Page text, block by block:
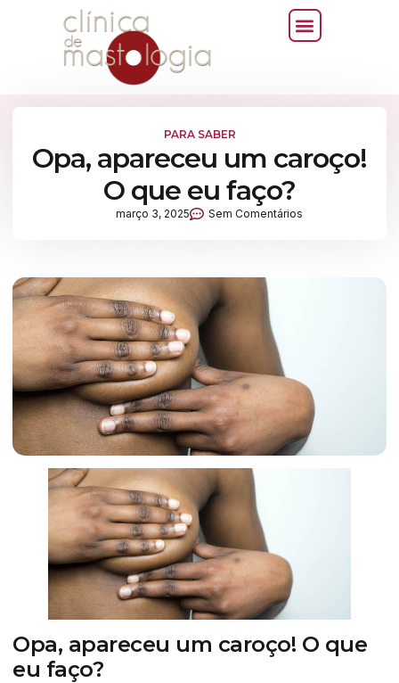
PARA SABER
Opa, apareceu um caroço!
O que eu faço?
março 3, 2025 Sem Comentários
Opa, apareceu um caroço! O que
eu faço?